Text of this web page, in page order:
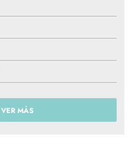
VER MÁS